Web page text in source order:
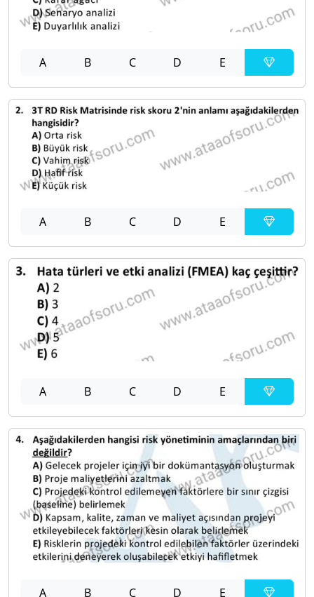
A B C D E
A B C D E
A B C D E
A B C D E